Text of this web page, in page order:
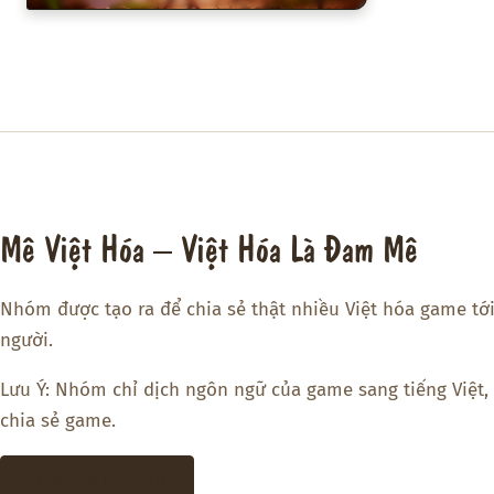
Mê Việt Hóa – Việt Hóa Là Đam Mê
Nhóm được tạo ra để chia sẻ thật nhiều Việt hóa game
người.
Lưu Ý: Nhóm chỉ dịch ngôn ngữ của game sang tiếng
chia sẻ game.